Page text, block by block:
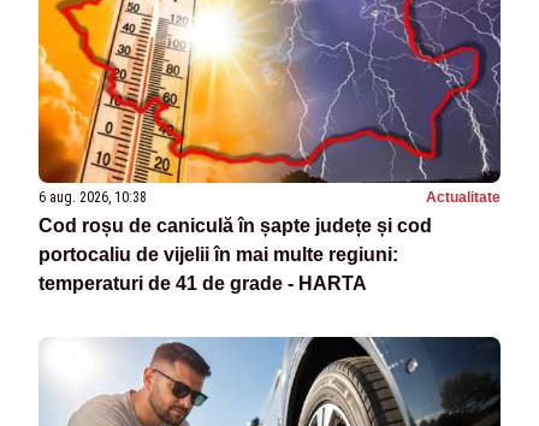
6 aug. 2026, 10:38 Actualitate
Cod roșu de caniculă în șapte județe și cod
portocaliu de vijelii în mai multe regiuni:
temperaturi de 41 de grade - HARTA